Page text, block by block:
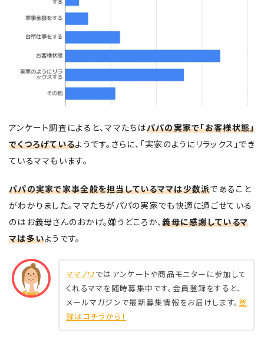
アンケート調査によると、ママたちはパパの実家で「お客様状態」
でくつろげているようです。さらに、「実家のようにリラックス」でき
ているママもいます。
パパの実家で家事全般を担当しているママは少数派であること
がわかりました。ママたちがパパの実家でも快適に過ごせている
のはお義母さんのおかげ。嫌うどころか、義母に感謝しているマ
マは多いようです。
ママノワではアンケートや商品モニターに参加して
くれるママを随時募集中です。会員登録をすると、
メールマガジンで最新募集情報をお届けします。登
録はコチラから！